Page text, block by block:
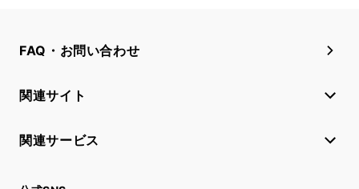
FAQ・お問い合わせ
関連サイト
関連サービス